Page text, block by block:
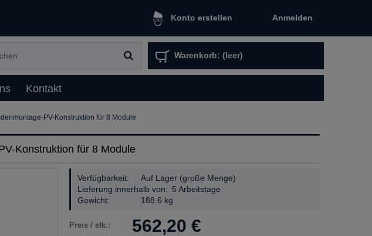
Konto erstellen Anmelden
Warenkorb: (leer)
Kontakt
PV-Konstruktion für 8 Module
Konstruktion für 8 Module
Verfügbarkeit:
Auf Lager (große Menge)
Lieferung innerhalb von: 5 Arbeitstage
Gewicht:
188.6 kg
Preis / stk.: 562,20 €